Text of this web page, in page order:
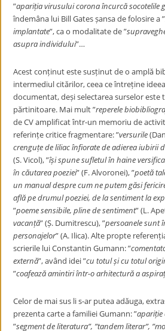
”apariția virusului corona încurcă socotelile
îndemâna lui Bill Gates șansa de folosire a ”
implantate”, ca o modalitate de ”
asupra individului”…
Acest conținut este susținut de o amplă
intermediul citărilor, ceea ce întreține
documentat, deși selectarea surselor este
părtinitoare. Mai mult ”reperele
de CV amplificat într-un memoriu de
referințe critice fragmentare: ”versurile
crenguțe de liliac înfiorate de adierea iubirii
(S. Vicol), ”își spune sufletul în haine
în căutarea poeziei” (F. Alvoronei), ”poetă
un manual despre cum ne putem găsi
află pe drumul poeziei, de la sentiment la
”poeme sensibile, pline de sentiment” (L.
vacanță” (Ș. Dumitrescu), ”persoanele sunt
personajelor” (A. Ilica). Alte propte
scrierile lui Constantin Gumann: ”
externă”, având idei ”cu totul și cu totul
”coafează amintiri într-o arhitectură a
Celor de mai sus li s-ar putea adăuga,
prezenta carte a familiei Gumann: ”apariție
”segment de literatura”, ”tandem literar”,